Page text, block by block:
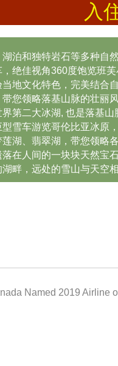
入
泊和独特岩石等多种自
绝佳视角360度饱览班芙
地文化特色，完美结合
您领略落基山脉的壮丽
第二大冰湖, 也是落基
雪车游览哥伦比亚冰原
湖、翡翠湖，带您领略
在人间的一块块天然宝
畔，远处的雪山与天空